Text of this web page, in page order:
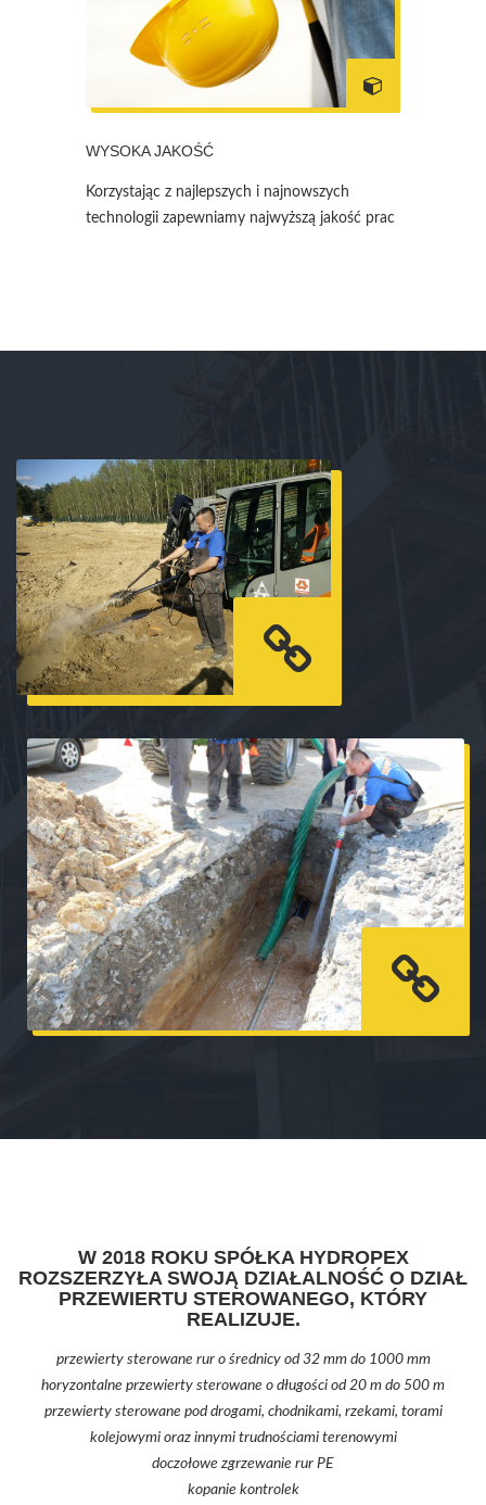
WYSOKA JAKOŚĆ
Korzystając z najlepszych i najnowszych
technologii zapewniamy najwyższą jakość prac
W 2018 ROKU SPÓŁKA HYDROPEX
ROZSZERZYŁA SWOJĄ DZIAŁALNOŚĆ O DZIAŁ
PRZEWIERTU STEROWANEGO, KTÓRY
REALIZUJE.
przewierty sterowane rur o średnicy od 32 mm do 1000 mm
horyzontalne przewierty sterowane o długości od 20 m do 500 m
przewierty sterowane pod drogami, chodnikami, rzekami, torami
kolejowymi oraz innymi trudnościami terenowymi
doczołowe zgrzewanie rur PE
kopanie kontrolek